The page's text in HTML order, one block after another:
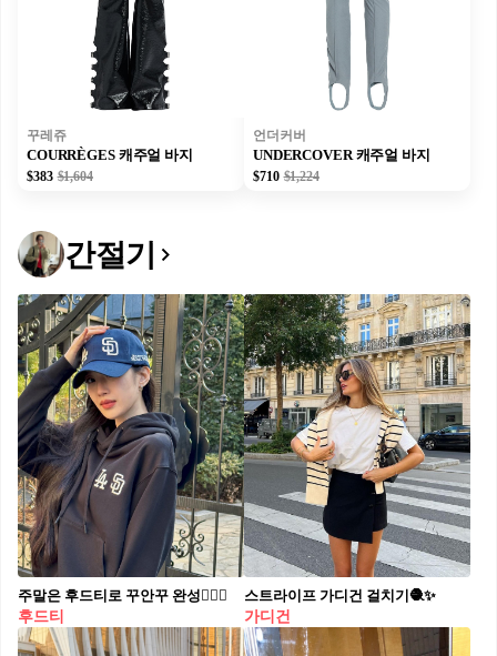
꾸레쥬
COURRÈGES 캐주얼 바지
$383 $1,604
언더커버
UNDERCOVER 캐주얼 바지
$710 $1,224
간절기
주말은 후드티로 꾸안꾸 완성🙆🏻‍♀️
후드티
스트라이프 가디건 걸치기🧶✨​
가디건